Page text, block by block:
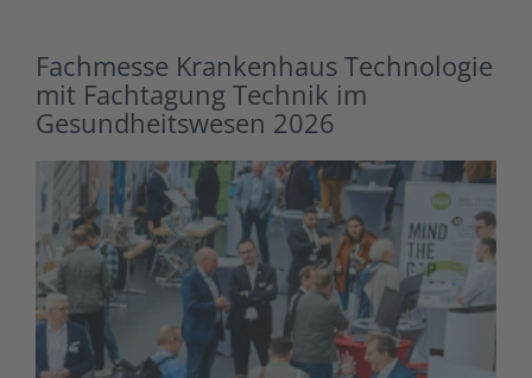
Fachmesse Krankenhaus Technologie
mit Fachtagung Technik im
Gesundheitswesen 2026